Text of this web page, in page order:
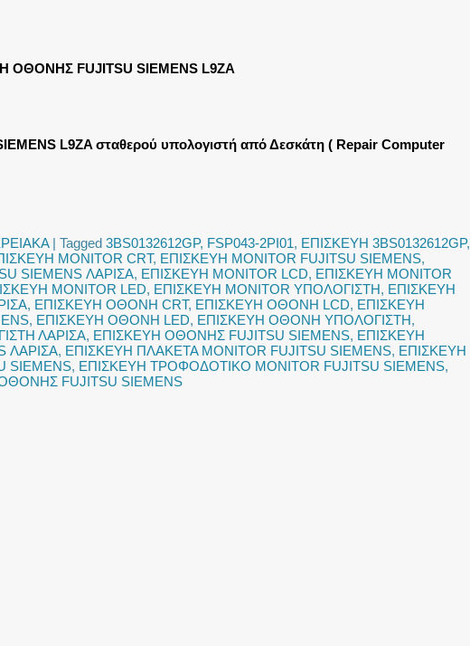
ΟΘΟΝΗΣ FUJITSU SIEMENS L9ZA
L9ZA σταθερού υπολογιστή από Δεσκάτη ( Repair Computer
| Tagged 3BS0132612GP, FSP043-2PI01, ΕΠΙΣΚΕΥΗ 3BS0132612GP,
MONITOR CRT, ΕΠΙΣΚΕΥΗ MONITOR FUJITSU SIEMENS,
SIEMENS ΛΑΡΙΣΑ, ΕΠΙΣΚΕΥΗ MONITOR LCD, ΕΠΙΣΚΕΥΗ MONITOR
MONITOR LED, ΕΠΙΣΚΕΥΗ MONITOR ΥΠΟΛΟΓΙΣΤΗ, ΕΠΙΣΚΕΥΗ
, ΕΠΙΣΚΕΥΗ ΟΘΟΝΗ CRT, ΕΠΙΣΚΕΥΗ ΟΘΟΝΗ LCD, ΕΠΙΣΚΕΥΗ
, ΕΠΙΣΚΕΥΗ ΟΘΟΝΗ LED, ΕΠΙΣΚΕΥΗ ΟΘΟΝΗ ΥΠΟΛΟΓΙΣΤΗ,
ΛΑΡΙΣΑ, ΕΠΙΣΚΕΥΗ ΟΘΟΝΗΣ FUJITSU SIEMENS, ΕΠΙΣΚΕΥΗ
ΛΑΡΙΣΑ, ΕΠΙΣΚΕΥΗ ΠΛΑΚΕΤΑ MONITOR FUJITSU SIEMENS, ΕΠΙΣΚΕΥΗ
SIEMENS, ΕΠΙΣΚΕΥΗ ΤΡΟΦΟΔΟΤΙΚΟ MONITOR FUJITSU SIEMENS,
FUJITSU SIEMENS